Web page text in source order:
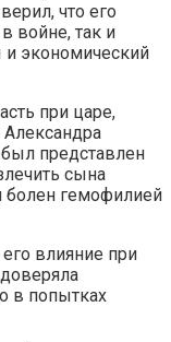
что его
войне, так и
экономический
при царе,
представлен
сына
болен гемофилией
влияние при
в попытках